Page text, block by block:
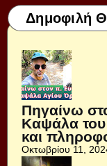
Δημοφιλή
Πηγαίνω
Καψάλα
και
Οκτωβρίου 11,